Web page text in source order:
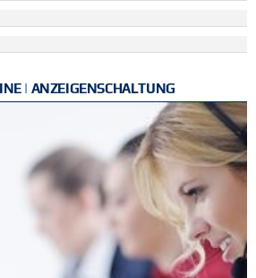
| ANZEIGENSCHALTUNG